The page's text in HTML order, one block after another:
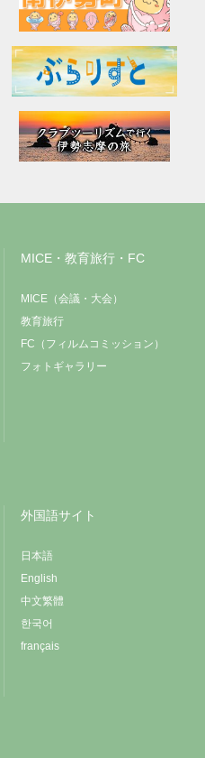
MICE・教育旅行・FC
MICE（会議・大会）
教育旅行
FC（フィルムコミッション）
フォトギャラリー
外国語サイト
日本語
English
中文繁體
한국어
français